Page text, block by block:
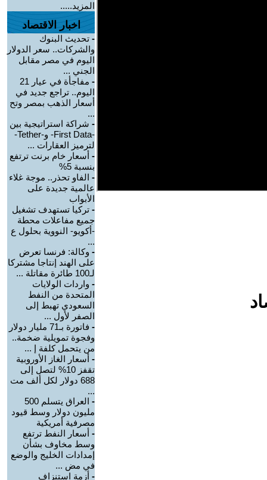
المزيد.....
اخبار الاقتصاد
- تحديث البنوك
والشركات.. سعر الدولار
اليوم في مصر مقابل
الجني ...
-
مفاجأة في عيار 21
اليوم.. تراجع جديد في
أسعار الذهب بمصر وتح
...
- شراكة استراتيجية بين
-First Data- و-Tether-
لترميز العقارات ...
- أسعار خام برنت ترتفع
بنسبة 5%
- الفاو تحذر.. موجة غلاء
عالمية جديدة على
الأبواب
- تركيا تستهدف تشغيل
جميع مفاعلات محطة
-أكويو- النووية بحلول ع
...
- وكالة: فرنسا تعرض
على الهند إنتاجا مشتركا
لـ100 طائرة مقاتلة ...
- واردات الولايات
المتحدة من النفط
السعودي تهبط إلى
الصفر لأول ...
-
فاتورة بـ71 مليار دولار
وفجوة تمويلية ضخمة..
من يتحمل كلفة إ ...
- أسعار الغاز الأوروبية
تقفز 10% لتصل إلى
688 دولار لكل ألف مت
...
-
العراق يتسلم 500
مليون دولار وسط قيود
مصرفية أمريكية
- أسعار النفط ترتفع
وسط مخاوف بشأن
إمدادات الخليج والوضع
في مض ...
- أزمة استنزاف